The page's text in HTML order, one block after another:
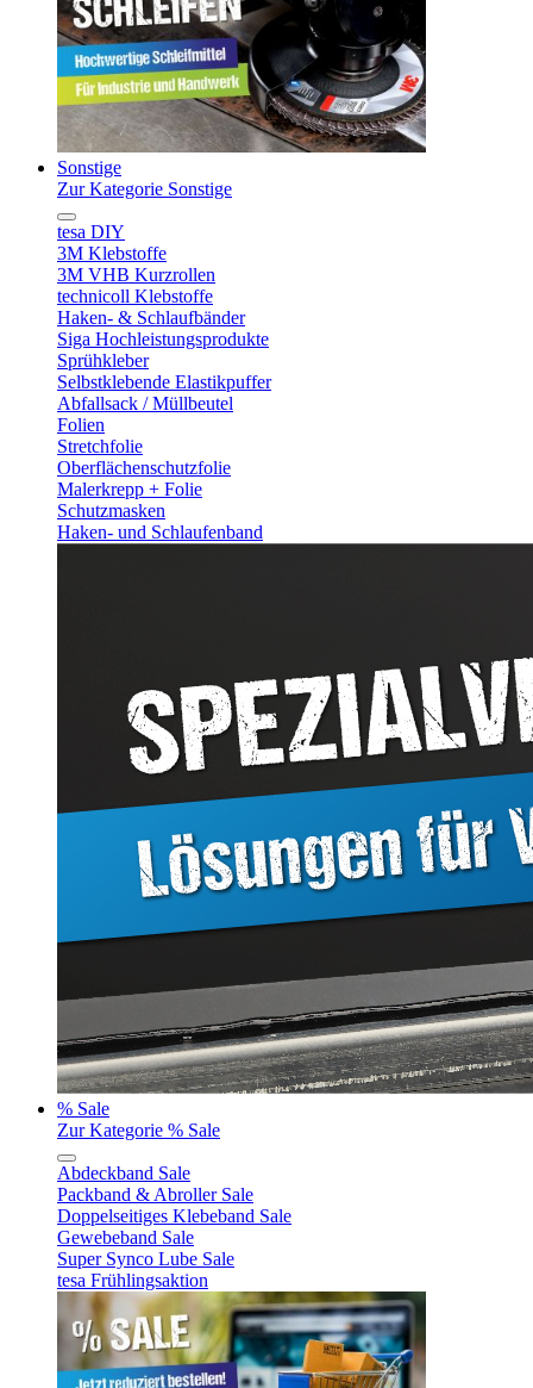
Sonstige
Zur Kategorie Sonstige
tesa DIY
3M Klebstoffe
3M VHB Kurzrollen
technicoll Klebstoffe
Haken- & Schlaufbänder
Siga Hochleistungsprodukte
Sprühkleber
Selbstklebende Elastikpuffer
Abfallsack / Müllbeutel
Folien
Stretchfolie
Oberflächenschutzfolie
Malerkrepp + Folie
Schutzmasken
Haken- und Schlaufenband
% Sale
Zur Kategorie % Sale
Abdeckband Sale
Packband & Abroller Sale
Doppelseitiges Klebeband Sale
Gewebeband Sale
Super Synco Lube Sale
tesa Frühlingsaktion